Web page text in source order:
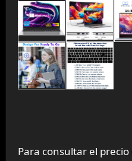
Para consultar el